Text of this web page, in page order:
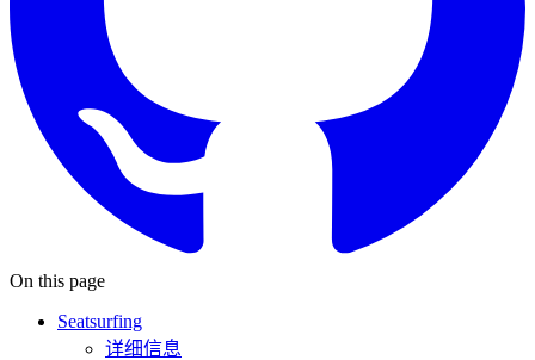
On this page
Seatsurfing
详细信息